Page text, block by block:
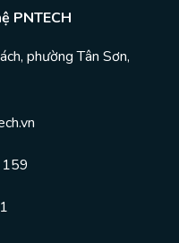
PNTECH
phường Tân Sơn,